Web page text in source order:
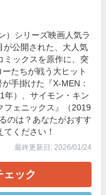
）シリーズ映画人気ラ
が公開された、大人気
ミックスを原作に、突
たちが戦う大ヒット
手掛けた『X-MEN：
年）、サイモン・キン
フェニックス』（2019
のは？あなたがおすす
ください！
最終更新日: 2026/01/24
ェック